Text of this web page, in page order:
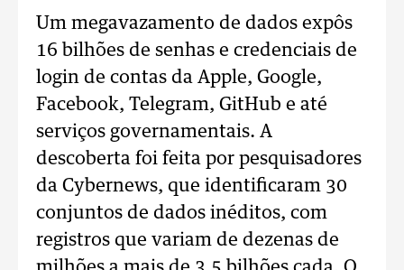
Um megavazamento de dados expôs
16 bilhões de senhas e credenciais de
login de contas da Apple, Google,
Facebook, Telegram, GitHub e até
serviços governamentais. A
descoberta foi feita por pesquisadores
da Cybernews, que identificaram 30
conjuntos de dados inéditos, com
registros que variam de dezenas de